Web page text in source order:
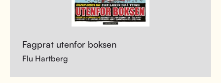
Fagprat utenfor boksen
Flu Hartberg